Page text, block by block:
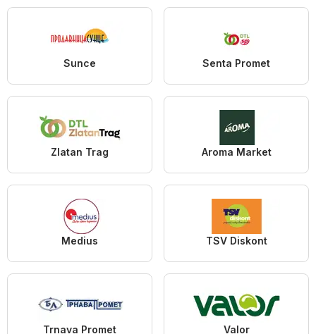
Sunce Senta Promet
Zlatan Trag Aroma Market
Medius TSV Diskont
Trnava Promet Valor